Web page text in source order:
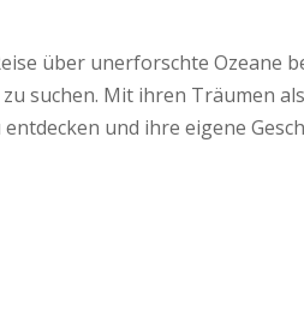
über unerforschte Ozeane
suchen. Mit ihren Träumen
und ihre eigene